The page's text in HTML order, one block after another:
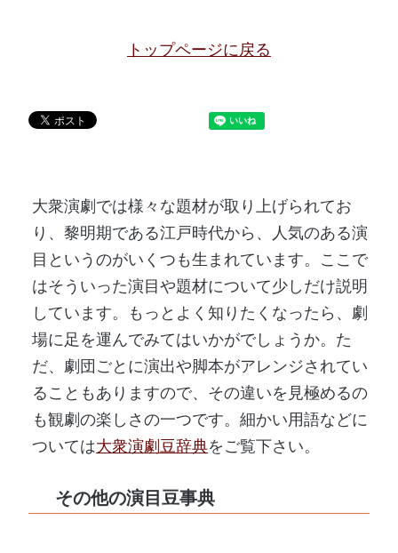
トップページに戻る
大衆演劇では様々な題材が取り上げられてお
り、黎明期である江戸時代から、人気のある演
目というのがいくつも生まれています。ここで
はそういった演目や題材について少しだけ説明
しています。もっとよく知りたくなったら、劇
場に足を運んでみてはいかがでしょうか。た
だ、劇団ごとに演出や脚本がアレンジされてい
ることもありますので、その違いを見極めるの
も観劇の楽しさの一つです。細かい用語などに
ついては大衆演劇豆辞典をご覧下さい。
その他の演目豆事典